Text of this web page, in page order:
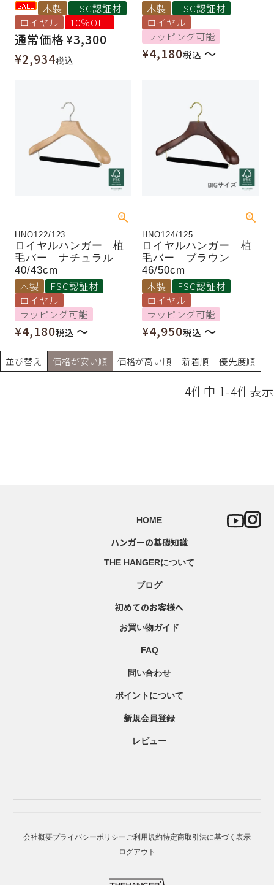
木製
FSC認証材
ロイヤル
10％OFF
通常価格¥3,300
¥2,934税込
木製
FSC認証材
ロイヤル
ラッピング可能
¥4,180税込 〜
HNO122/123
ロイヤルハンガー 植
毛バー ナチュラル
40/43cm
木製
FSC認証材
ロイヤル
ラッピング可能
¥4,180税込 〜
HNO124/125
ロイヤルハンガー 植
毛バー ブラウン
46/50cm
木製
FSC認証材
ロイヤル
ラッピング可能
¥4,950税込 〜
並び替え 価格が安い順 価格が高い順 新着順 優先度順
4件中 1-4件表示
HOME
ハンガーの基礎知識
THE HANGERについて
ブログ
初めてのお客様へ
お買い物ガイド
FAQ
問い合わせ
ポイントについて
新規会員登録
レビュー
会社概要プライバシーポリシーご利用規約特定商取引法に基づく表示
ログアウト